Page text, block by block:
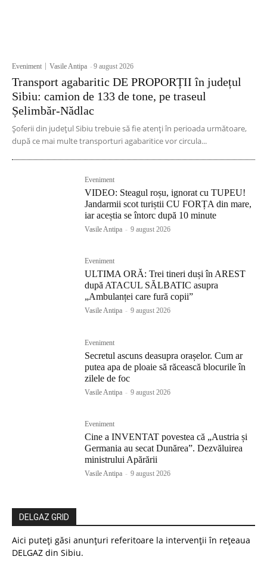
Eveniment Vasile Antipa -9 august 2026
Transport agabaritic DE PROPORȚII în județul
Sibiu: camion de 133 de tone, pe traseul
Șelimbăr-Nădlac
Șoferii din județul Sibiu trebuie să fie atenți în perioada următoare,
după ce mai multe transporturi agabaritice vor circula...
Eveniment
VIDEO: Steagul roșu, ignorat cu TUPEU!
Jandarmii scot turiștii CU FORȚA din mare,
iar aceștia se întorc după 10 minute
Vasile Antipa - 9 august 2026
Eveniment
ULTIMA ORĂ: Trei tineri duși în AREST
după ATACUL SĂLBATIC asupra
„Ambulanței care fură copii”
Vasile Antipa - 9 august 2026
Eveniment
Secretul ascuns deasupra orașelor. Cum ar
putea apa de ploaie să răcească blocurile în
zilele de foc
Vasile Antipa - 9 august 2026
Eveniment
Cine a INVENTAT povestea că „Austria și
Germania au secat Dunărea”. Dezvăluirea
ministrului Apărării
Vasile Antipa - 9 august 2026
DELGAZ GRID
Aici puteți găsi anunțuri referitoare la intervenții în rețeaua
DELGAZ din Sibiu.